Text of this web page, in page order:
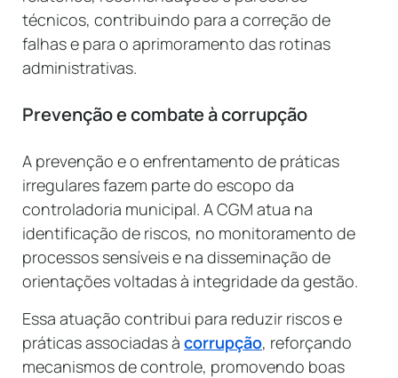
técnicos, contribuindo para a correção de
falhas e para o aprimoramento das rotinas
administrativas.
Prevenção e combate à corrupção
A prevenção e o enfrentamento de práticas
irregulares fazem parte do escopo da
controladoria municipal. A CGM atua na
identificação de riscos, no monitoramento de
processos sensíveis e na disseminação de
orientações voltadas à integridade da gestão.
Essa atuação contribui para reduzir riscos e
práticas associadas à corrupção, reforçando
mecanismos de controle, promovendo boas